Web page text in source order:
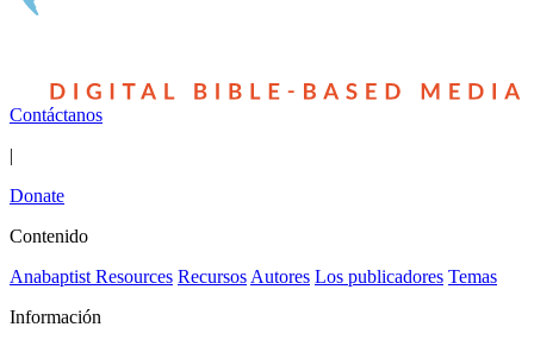
Contáctanos
|
Donate
Contenido
Anabaptist Resources Recursos Autores Los publicadores Temas
Información